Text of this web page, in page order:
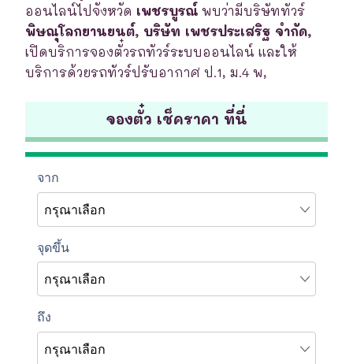
ออนไลน์ไปจังหวัด เพชรบูรณ์ พบว่ามีบริษัททัวร์
พิษณุโลกยานยนต์, บริษัท เพชรประเสริฐ จำกัด,
เปิดบริการจองตั๋วรถทัวร์ระบบออนไลน์ และให้
บริการด้วยรถทัวร์ปรับอากาศ ป.1, ม.4 พ,
จองตั๋ว เช็คราคา ที่นี่